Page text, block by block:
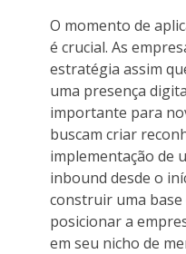
O momento de
é crucial. As
estratégia assim
uma presença
importante para
buscam criar
implementação de
inbound desde o
construir uma base
posicionar a
em seu nicho de